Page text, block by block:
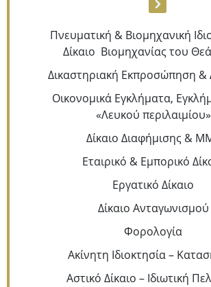
Πνευματική & Βιομηχανική
Δίκαιο Βιομηχανίας του
Δικαστηριακή Εκπροσώπηση &
Οικονομικά Εγκλήματα,
«Λευκού περιλαιμίου»
Δίκαιο Διαφήμισης &
Εταιρικό & Εμπορικό
Εργατικό Δίκαιο
Δίκαιο Ανταγωνισμού
Φορολογία
Ακίνητη Ιδιοκτησία –
Αστικό Δίκαιο – Ιδιωτική